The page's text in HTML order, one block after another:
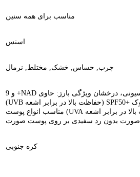
مناسب برای همه سنین
اسنس
چرب, حساس, خشک, مختلط, نرمال
بافت: سبک، لوسیونی، درخشان ویژگی بارز: حاوی NAD+ و 9
نوع پپتید ضد چروک +SPF50 (حفاظت بالا در برابر اشعه UVB)
++++PA (حفاظت بالا در برابر اشعه UVA) مناسب انواع پوست
صورت بدون رد سفیدی بر روی پوست صورت
کره جنوبی